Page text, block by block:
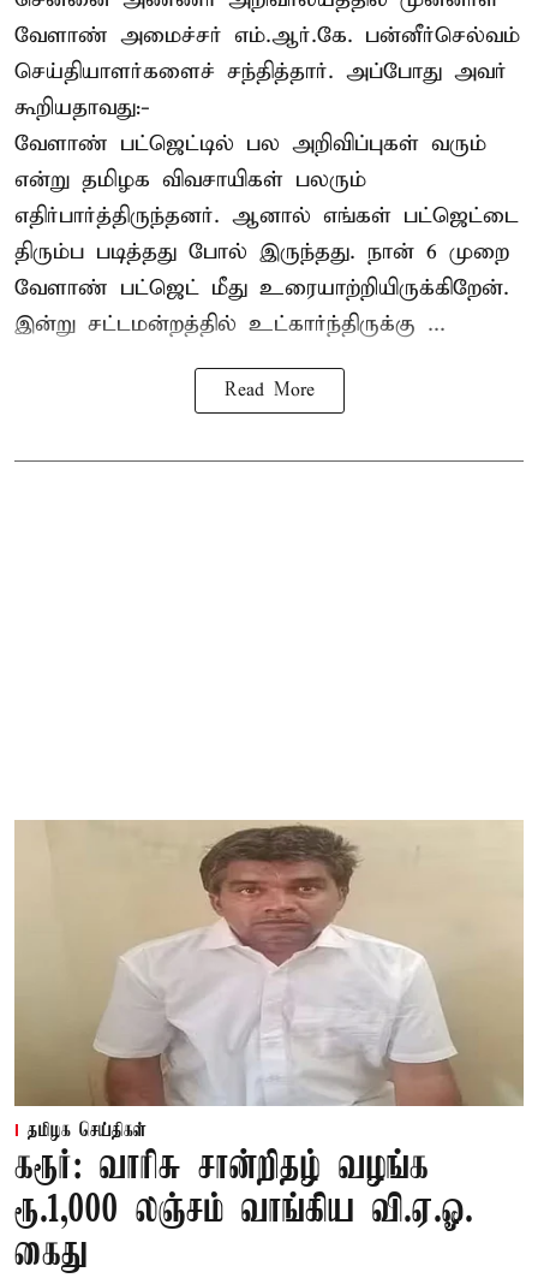
வேளாண் அமைச்சர் எம்.ஆர்.கே. பன்னீர்செல்வம்
செய்தியாளர்களைச் சந்தித்தார். அப்போது அவர்
கூறியதாவது:-
வேளாண் பட்ஜெட்டில் பல அறிவிப்புகள் வரும்
என்று தமிழக விவசாயிகள் பலரும்
எதிர்பார்த்திருந்தனர். ஆனால் எங்கள் பட்ஜெட்டை
திரும்ப படித்தது போல் இருந்தது. நான் 6 முறை
வேளாண் பட்ஜெட் மீது உரையாற்றியிருக்கிறேன்.
இன்று சட்டமன்றத்தில் உட்கார்ந்திருக்கு ...
Read More
தமிழக செய்திகள்
கரூர்: வாரிசு சான்றிதழ் வழங்க
ரூ.1,000 லஞ்சம் வாங்கிய வி.ஏ.ஓ.
கைது